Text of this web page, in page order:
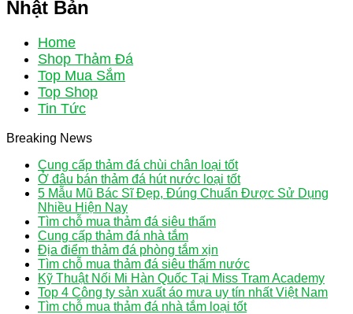
Nhật Bản
Home
Shop Thảm Đá
Top Mua Sắm
Top Shop
Tin Tức
Breaking News
Cung cấp thảm đá chùi chân loại tốt
Ở đâu bán thảm đá hút nước loại tốt
5 Mẫu Mũ Bác Sĩ Đẹp, Đúng Chuẩn Được Sử Dụng
Nhiều Hiện Nay
Tìm chỗ mua thảm đá siêu thấm
Cung cấp thảm đá nhà tắm
Địa điểm thảm đá phòng tắm xịn
Tìm chỗ mua thảm đá siêu thấm nước
Kỹ Thuật Nối Mi Hàn Quốc Tại Miss Tram Academy
Top 4 Công ty sản xuất áo mưa uy tín nhất Việt Nam
Tìm chỗ mua thảm đá nhà tắm loại tốt